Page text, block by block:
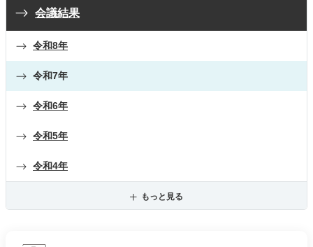
会議結果
令和8年
令和7年
令和6年
令和5年
令和4年
もっと見る